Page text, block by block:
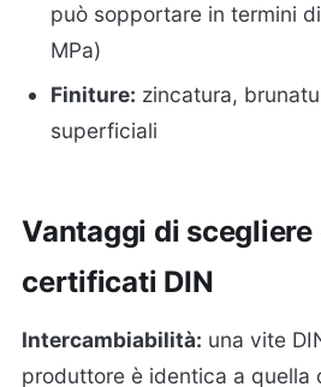
può sopportare in termini
MPa)
Finiture: zincatura,
superficiali
Vantaggi di
certificati DIN
Intercambiabilità: una vite
produttore è identica a quella